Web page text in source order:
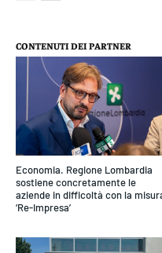
CONTENUTI DEI PARTNER
Economia. Regione Lombardia
sostiene concretamente le
aziende in difficoltà con la
‘Re-Impresa’